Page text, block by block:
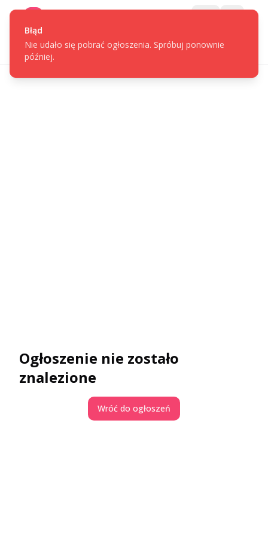
Ogłoszenie nie zostało
znalezione
Wróć do ogłoszeń
Błąd
Nie udało się pobrać ogłoszenia. Spróbuj ponownie
później.